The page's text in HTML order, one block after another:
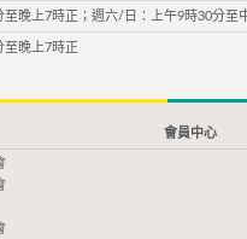
至晚上7時正；週六/日：上午9時30分至
至晚上7時正
會員中心